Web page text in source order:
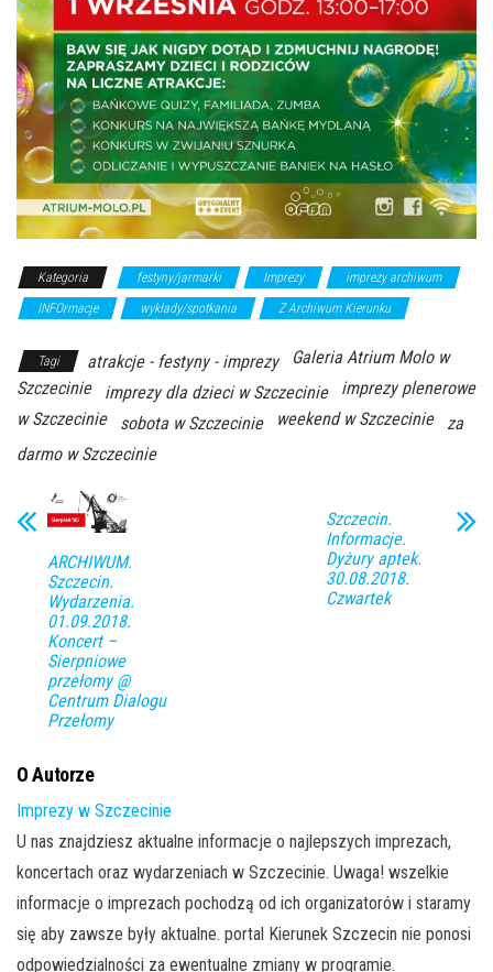
Kategoria festyny/jarmarki Imprezy
imprezy archiwum
INFOrmacje
wykłady/spotkania Z Archiwum Kierunku
Tagi atrakcje - festyny - imprezy
Galeria Atrium Molo w
Szczecinie
imprezy dla dzieci w Szczecinie
imprezy plenerowe
w Szczecinie
sobota w Szczecinie weekend w Szczecinie
za
darmo w Szczecinie
ARCHIWUM.
Szczecin.
Wydarzenia.
01.09.2018.
Koncert –
Sierpniowe
przełomy @
Centrum Dialogu
Przełomy
Szczecin.
Informacje.
Dyżury aptek.
30.08.2018.
Czwartek
O Autorze
Imprezy w Szczecinie
U nas znajdziesz aktualne informacje o najlepszych imprezach,
koncertach oraz wydarzeniach w Szczecinie. Uwaga! wszelkie
informacje o imprezach pochodzą od ich organizatorów i staramy
się aby zawsze były aktualne. portal Kierunek Szczecin nie ponosi
odpowiedzialności za ewentualne zmiany w programie.